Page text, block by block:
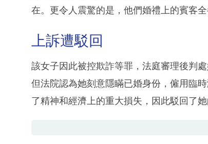
在。更令人震驚的是，他們婚禮上的賓客全
上訴遭駁回
該女子因此被控欺詐等罪，法庭審理後判
但法院認為她刻意隱瞞已婚身份，僱用臨
了精神和經濟上的重大損失，因此駁回了她